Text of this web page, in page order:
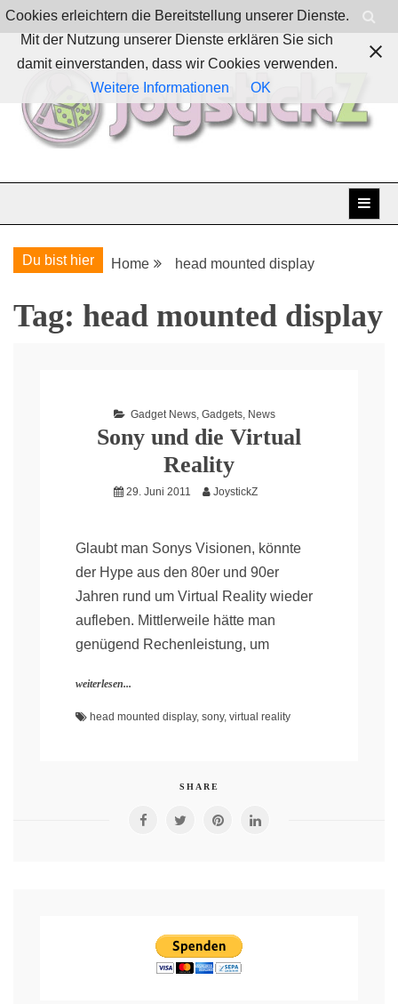
Skip
to
content
JoystickZ
Du bist hier Home head mounted display
Tag: head mounted display
Gadget News, Gadgets, News
Sony und die Virtual
Reality
29. Juni 2011 JoystickZ
Glaubt man Sonys Visionen, könnte
der Hype aus den 80er und 90er
Jahren rund um Virtual Reality wieder
aufleben. Mittlerweile hätte man
genügend Rechenleistung, um
weiterlesen...
head mounted display, sony, virtual reality
SHARE
Cookies erleichtern die Bereitstellung unserer Dienste.
Mit der Nutzung unserer Dienste erklären Sie sich
damit einverstanden, dass wir Cookies verwenden.
Weitere Informationen
OK